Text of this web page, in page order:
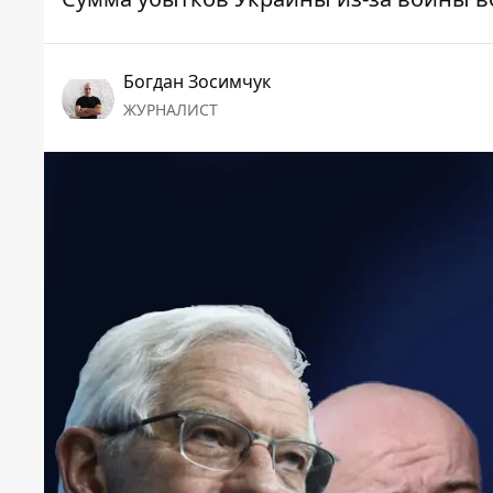
Богдан Зосимчук
ЖУРНАЛИСТ